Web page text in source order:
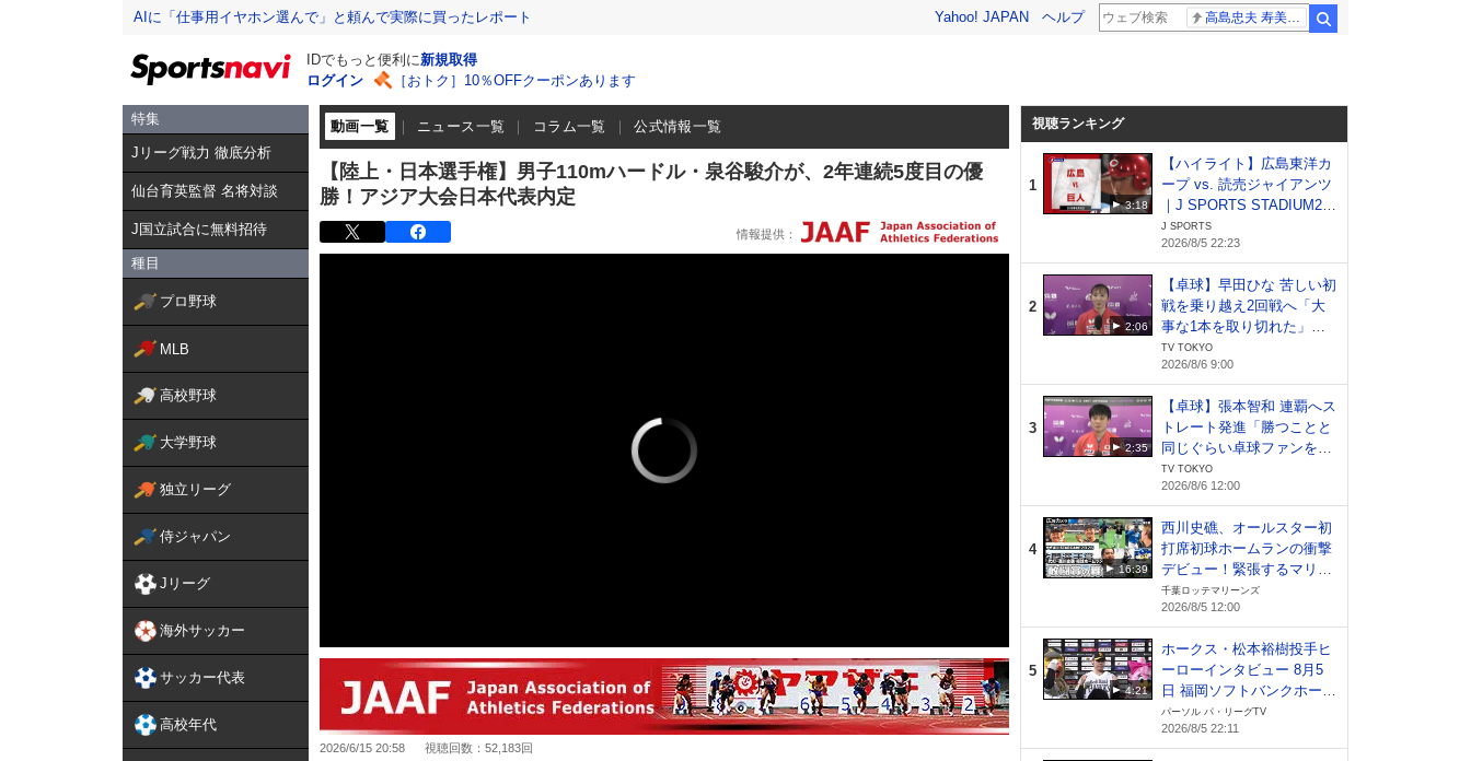
AIに「仕事用イヤホン選んで」と頼んで実際に買ったレポート Yahoo! JAPAN ヘルプ
IDでもっと便利に新規取得
ログイン
［おトク］10％OFFクーポンあります
特集
Jリーグ戦力 徹底分析
仙台育英監督 名将対談
J国立試合に無料招待
種目
プロ野球
MLB
高校野球
大学野球
独立リーグ
侍ジャパン
Jリーグ
海外サッカー
サッカー代表
高校年代
動画一覧 ニュース一覧 コラム一覧 公式情報一覧
【陸上・日本選手権】男子110mハードル・泉谷駿介が、2年連続5度目の優
勝！アジア大会日本代表内定
2026/6/15 20:58 視聴回数：52,183回
視聴ランキング
1
3:18
【ハイライト】広島東洋カ
ープ vs. 読売ジャイアンツ
｜J SPORTS STADIUM20
26（8月5日）
J SPORTS
2026/8/5 22:23
2
2:06
【卓球】早田ひな 苦しい初
戦を乗り越え2回戦へ「大
事な1本を取り切れた」日
本開催でファンへ恩返し｜
WTTチャンピオンズ横浜20
26
TV TOKYO
2026/8/6 9:00
3
2:35
【卓球】張本智和 連覇へス
トレート発進「勝つことと
同じぐらい卓球ファンを増
やしたい」｜WTTチャンピ
オンズ横浜2026
TV TOKYO
2026/8/6 12:00
4
16:39
西川史礁、オールスター初
打席初球ホームランの衝撃
デビュー！緊張するマリー
ンズ戦士たちの様子をカメ
ラが撮影！【広報カメラ】
千葉ロッテマリーンズ
2026/8/5 12:00
5
4:21
ホークス・松本裕樹投手ヒ
ーローインタビュー 8月5
日 福岡ソフトバンクホーク
ス 対 北海道日本ハムファ
イターズ
パーソル パ・リーグTV
2026/8/5 22:11